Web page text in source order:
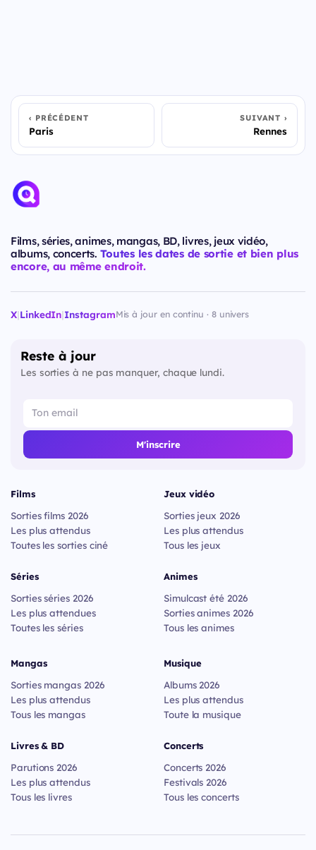
PRÉCÉDENT
Paris
SUIVANT
Rennes
Films, séries, animes, mangas, BD, livres, jeux vidéo,
albums, concerts. Toutes les dates de sortie et bien plus
encore, au même endroit.
X|LinkedIn|InstagramMis à jour en continu · 8 univers
Reste à jour
Les sorties à ne pas manquer, chaque lundi.
M'inscrire
Films
Sorties films 2026
Les plus attendus
Toutes les sorties ciné
Séries
Sorties séries 2026
Les plus attendues
Toutes les séries
Jeux vidéo
Sorties jeux 2026
Les plus attendus
Tous les jeux
Animes
Simulcast été 2026
Sorties animes 2026
Tous les animes
Mangas
Sorties mangas 2026
Les plus attendus
Tous les mangas
Livres & BD
Parutions 2026
Les plus attendus
Tous les livres
Musique
Albums 2026
Les plus attendus
Toute la musique
Concerts
Concerts 2026
Festivals 2026
Tous les concerts